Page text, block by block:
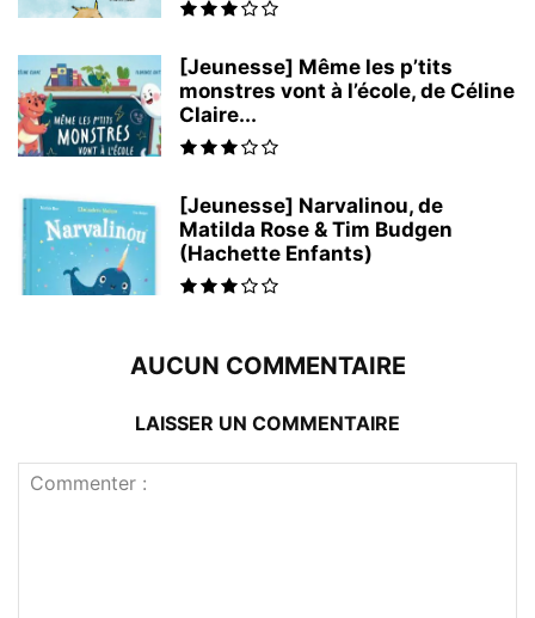
[Jeunesse] Même les p’tits
monstres vont à l’école, de Céline
Claire...
[Jeunesse] Narvalinou, de
Matilda Rose & Tim Budgen
(Hachette Enfants)
AUCUN COMMENTAIRE
LAISSER UN COMMENTAIRE